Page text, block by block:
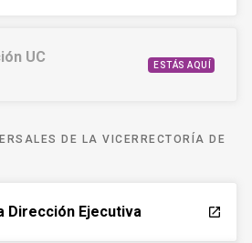
UC
ESTÁS AQUÍ
DE LA VICERRECTORÍA DE
Dirección Ejecutiva launch